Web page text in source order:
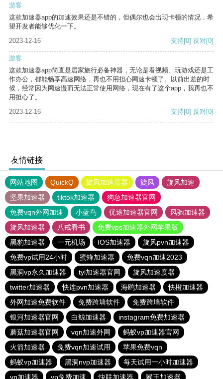
游客
这款加速器app的加速效果还是不错的，但偶尔也会出现卡顿的情况，希
望开发者能够优化一下。
2023-12-16
支持[0] 反对[0]
游客
这款加速器app简直是居家旅行必备神器，无论是看视频、玩游戏还是工
作办公，都能畅享高速网络，再也不用担心网速卡顿了。以前出差的时
候，经常因为网速慢而无法正常使用网络，现在有了这个app，我再也不
用担心了。
2023-12-16
支持[0] 反对[0]
友情链接
网站地图 QuickQ 旋风加速度器 旋风
旋风加速
坚果加速器
tiktok加速器
狗急加速器官网
免费vqn外网加速
小蓝鸟 优途加速器官网
风驰加速器
旋风加速器
八戒看书
免费vps加速器外网苹果版
黑豹加速器
一元机场 IOS加速器
旋风pvn加速器
免费vp试用24小时
蜜蜂加速器
免费vqn加速2023
黑洞vp永久加速器
tyl加速器官网
旋风加速度器
twitter加速器
快连pvn加速器 海鸥加速器
快橙加速器
外网加速免费软件
免费跨墙软件
免费跨墙软件
银河加速器官网
白鲸加速器
instagram免费加速器
蘑菇加速器官网
vqn加速外网
蚂蚁vp加速器官网
火箭加速器
免费vqn加速试用
苹果免费vqn
蚂蚁vp加速器
黑洞nvp加速器
每天试用一小时加速器
vp加速器
vp免费加速 快联加速器 猴王加速器